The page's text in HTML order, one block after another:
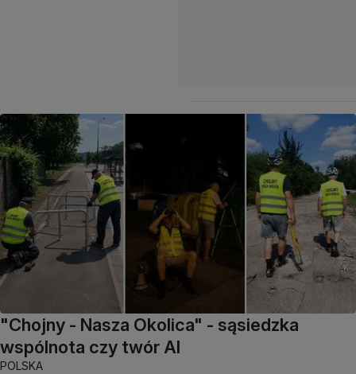
"Chojny - Nasza Okolica" - sąsiedzka
wspólnota czy twór AI
POLSKA